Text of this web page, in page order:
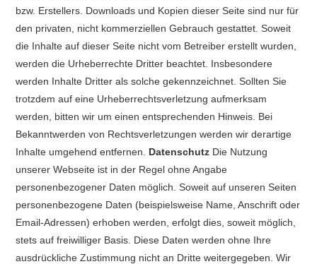
bzw. Erstellers. Downloads und Kopien dieser Seite sind nur für
den privaten, nicht kommerziellen Gebrauch gestattet. Soweit
die Inhalte auf dieser Seite nicht vom Betreiber erstellt wurden,
werden die Urheberrechte Dritter beachtet. Insbesondere
werden Inhalte Dritter als solche gekennzeichnet. Sollten Sie
trotzdem auf eine Urheberrechtsverletzung aufmerksam
werden, bitten wir um einen entsprechenden Hinweis. Bei
Bekanntwerden von Rechtsverletzungen werden wir derartige
Inhalte umgehend entfernen. Datenschutz Die Nutzung
unserer Webseite ist in der Regel ohne Angabe
personenbezogener Daten möglich. Soweit auf unseren Seiten
personenbezogene Daten (beispielsweise Name, Anschrift oder
Email-Adressen) erhoben werden, erfolgt dies, soweit möglich,
stets auf freiwilliger Basis. Diese Daten werden ohne Ihre
ausdrückliche Zustimmung nicht an Dritte weitergegeben. Wir